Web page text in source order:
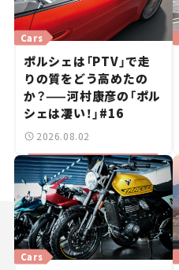
ポルシェは「PTV」で走
りの質をどう高めたの
か？——河村康彦の「ポル
シェは凄い！」#16
Cars
2026.08.02
Cars